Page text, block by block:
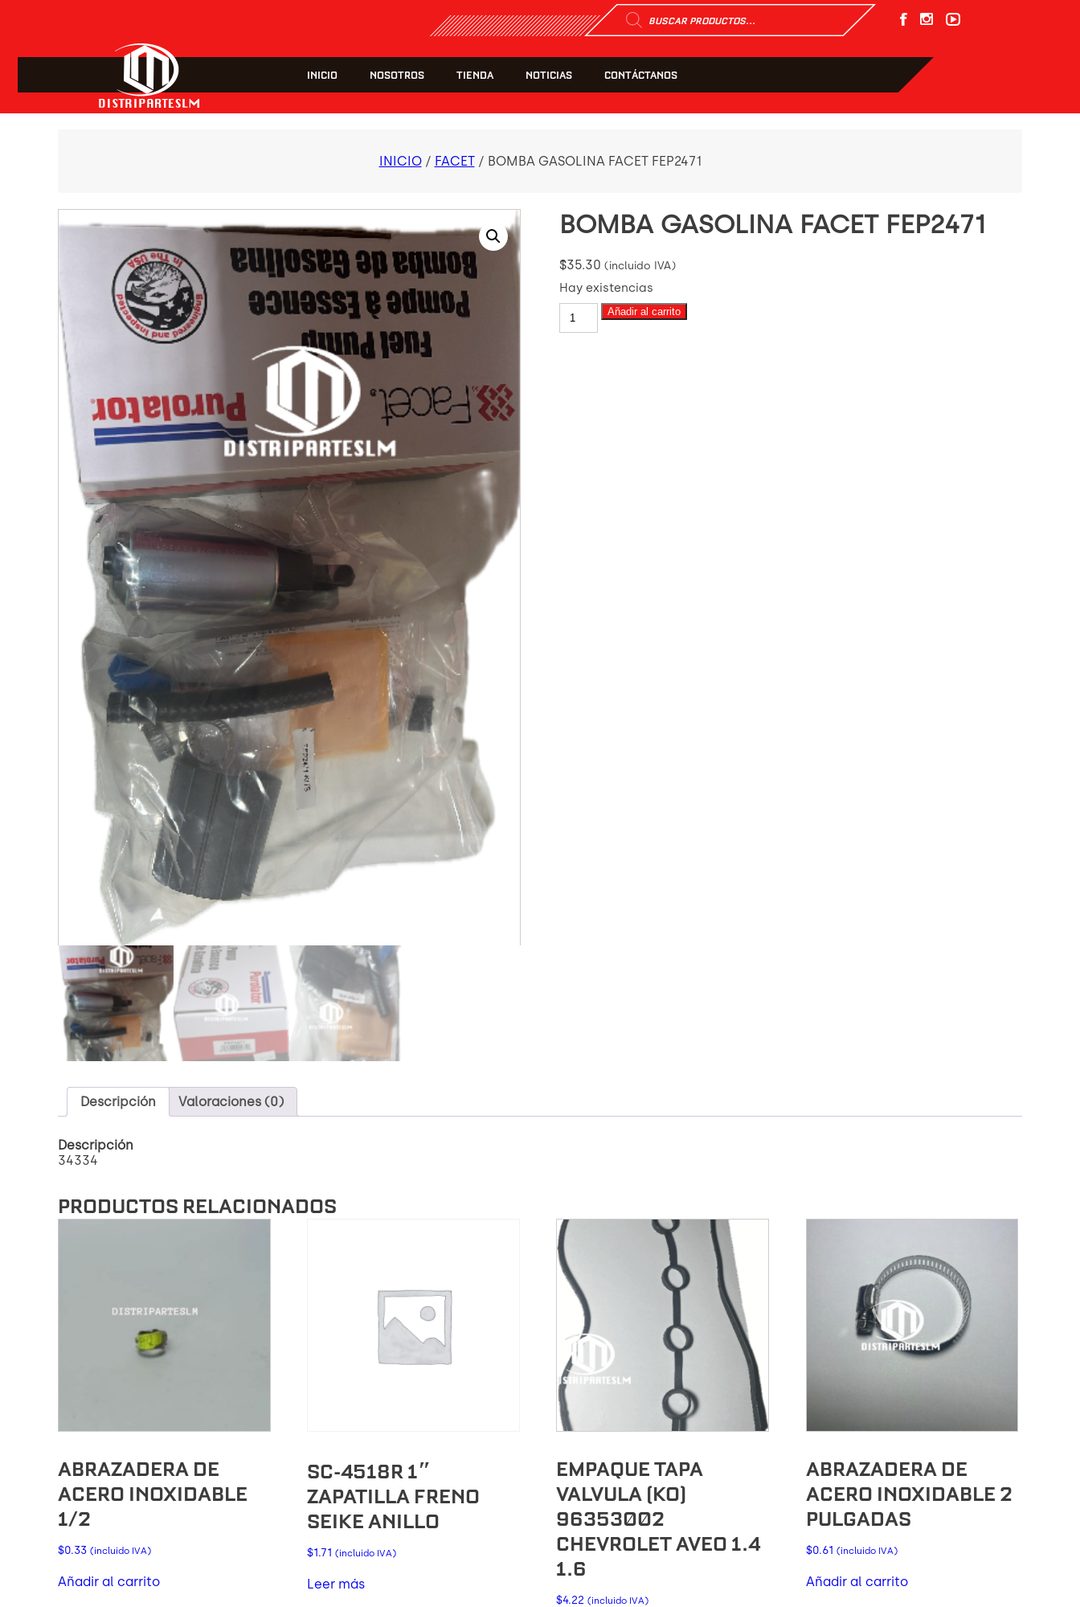
Búsqueda
de
productos
INICIO NOSOTROS TIENDA NOTICIAS CONTÁCTANOS
INICIO/ FACET/ BOMBA GASOLINA FACET FEP2471
BOMBA GASOLINA FACET FEP2471
$35.30 (incluido IVA)
Hay existencias
BOMBA
GASOLINA
Añadir al carrito
Descripción Valoraciones (0)
Descripción
34334
PRODUCTOS RELACIONADOS
ABRAZADERA DE
ACERO INOXIDABLE
1/2
$0.33 (incluido IVA)
Añadir al carrito
SC-4518R 1″
ZAPATILLA FRENO
SEIKE ANILLO
$1.71 (incluido IVA)
Leer más
EMPAQUE TAPA
VALVULA (KO)
96353002
CHEVROLET AVEO 1.4
1.6
$4.22 (incluido IVA)
ABRAZADERA DE
ACERO INOXIDABLE 2
PULGADAS
$0.61 (incluido IVA)
Añadir al carrito